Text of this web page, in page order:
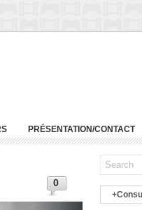
PRÉSENTATION/CONTACT
0